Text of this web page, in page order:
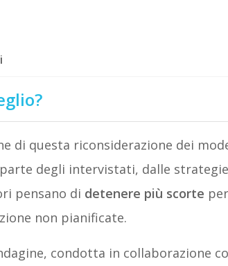
di questa riconsiderazione dei
degli intervistati, dalle
pensano di detenere più scorte
non pianificate.
condotta in collaborazione